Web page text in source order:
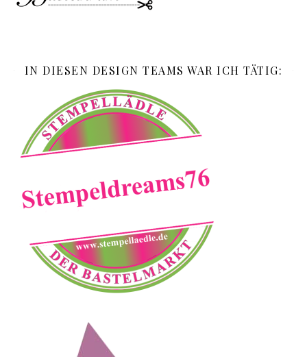
IN DIESEN DESIGN TEAMS WAR ICH TÄTIG: